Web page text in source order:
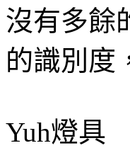
沒有多餘
的識別度
Yuh燈具